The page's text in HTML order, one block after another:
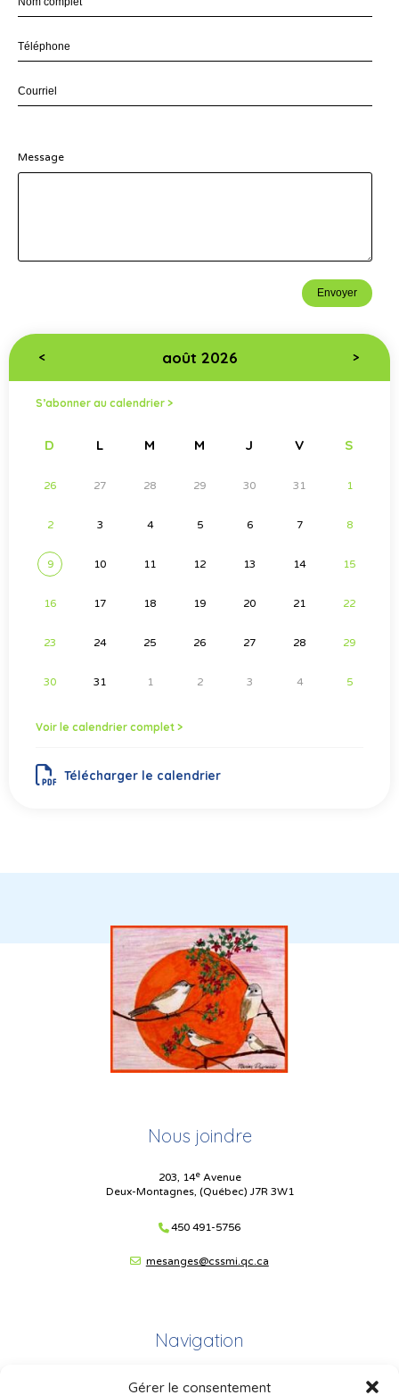
Gérer le consentement
Message
< août 2026 >
S’abonner au calendrier >
D L M M J V S
26 27 28 29 30 31 1
2 3 4 5 6 7 8
9 10 11 12 13 14 15
16 17 18 19 20 21 22
23 24 25 26 27 28 29
30 31 1 2 3 4 5
Voir le calendrier complet >
Télécharger le calendrier
Nous joindre
203, 14eAvenue
Deux-Montagnes, (Québec) J7R 3W1
450 491-5756
mesanges@cssmi.qc.ca
Navigation
Plan du site